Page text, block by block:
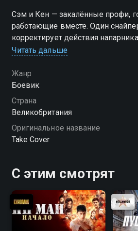
Сэм и Кен — закалённые профи,
работающие вместе. Один
корректирует действия
ликвидации объекта Сэм
неподалёку. Стрелок убеждён —
его позицию и сознательно
кого требовалось устранить.
и бывалый профессионал
ремеслом. Но руководительница
давит на слабые места,
финальную вылазку с верным
смотрите онлайн в хорошем
Читать дальше
Жанр
Боевик
Страна
Великобритания
Оригинальное название
Take Cover
С этим смотрят